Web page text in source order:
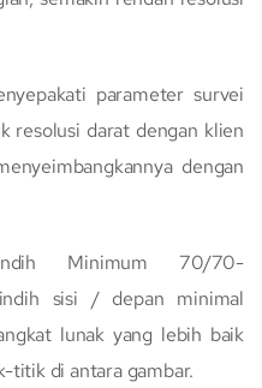
parameter survei
resolusi darat dengan klien
dengan
Minimum 70/70-
sisi / depan minimal
lunak yang lebih baik
titik di antara gambar.